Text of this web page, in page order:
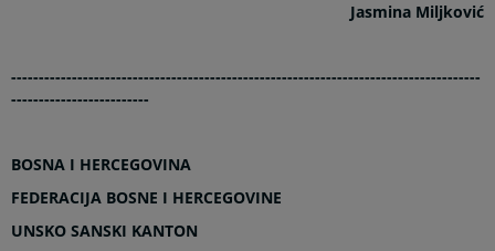
Jasmina Miljković
-------------------------------------------------------------------------------------
-------------------------
BOSNA I HERCEGOVINA
FEDERACIJA BOSNE I HERCEGOVINE
UNSKO SANSKI KANTON